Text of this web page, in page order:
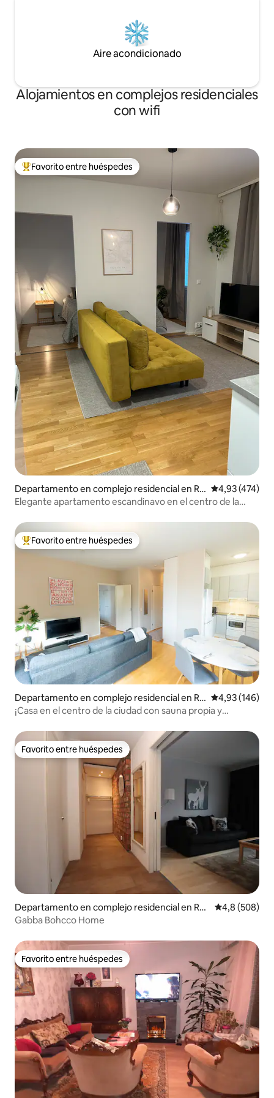
Aire acondicionado
Alojamientos en complejos residenciales
con wifi
Favorito entre los huéspedes más destacados
Favorito entre huéspedes
Departamento en complejo residencial en Ro
vaniemi
Calificación
4,93 (474)
Elegante apartamento escandinavo en el centro de la
Favorito entre los huéspedes más destacados
Favorito entre huéspedes
Departamento en complejo residencial en Ro
vaniemi
Calificación
4,93 (146)
¡Casa en el centro de la ciudad con sauna propia y
Favorito entre huéspedes
Favorito entre huéspedes
Departamento en complejo residencial en Rov
aniemi
Calificación
4,8 (508)
Gabba Bohcco Home
Favorito entre huéspedes
Favorito entre huéspedes